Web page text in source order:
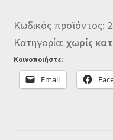
Κωδικός προϊόντος:
Κατηγορία: χωρίς
Κοινοποιήστε:
Email